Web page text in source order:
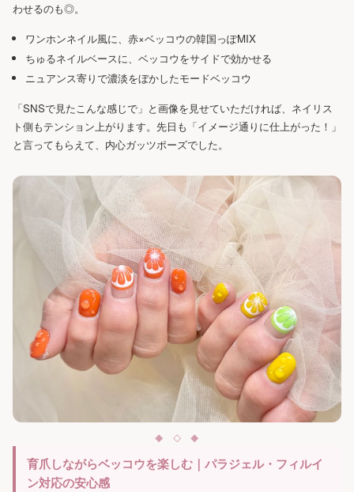
わせるのも◎。
ワンホンネイル風に、赤×ベッコウの韓国っぽMIX
ちゅるネイルベースに、ベッコウをサイドで効かせる
ニュアンス寄りで濃淡をぼかしたモードベッコウ
「SNSで見たこんな感じで」と画像を見せていただければ、ネイリス
ト側もテンション上がります。先日も「イメージ通りに仕上がった！」
と言ってもらえて、内心ガッツポーズでした。
育爪しながらベッコウを楽しむ｜パラジェル・フィルイ
ン対応の安心感